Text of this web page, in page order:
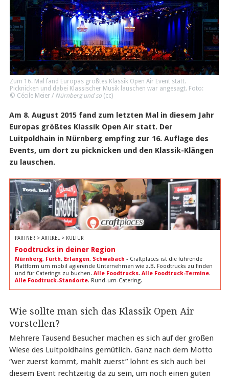
Zum 16. Mal fand Europas größtes Klassik Open Air Event statt.
Picknicken und dabei Klassischer Musik lauschen war angesagt. Foto:
© Cécile Meier / Nürnberg und so(cc)
Am 8. August 2015 fand zum letzten Mal in diesem Jahr
Europas größtes Klassik Open Air statt. Der
Luitpoldhain in Nürnberg empfing zur 16. Auflage des
Events, um dort zu picknicken und den Klassik-Klängen
zu lauschen.
PARTNER > ARTIKEL > KULTUR
Foodtrucks in deiner Region
Nürnberg, Fürth, Erlangen, Schwabach - Craftplaces ist die führende
Plattform um mobil agierende Unternehmen wie z.B. Foodtrucks zu finden
und für Caterings zu buchen. Alle Foodtrucks. Alle Foodtruck-Termine.
Alle Foodtruck-Standorte. Rund-um-Catering.
Wie sollte man sich das Klassik Open Air
vorstellen?
Mehrere Tausend Besucher machen es sich auf der großen
Wiese des Luitpoldhains gemütlich. Ganz nach dem Motto
“wer zuerst kommt, mahlt zuerst” lohnt es sich auch bei
diesem Event rechtzeitig da zu sein, um noch einen guten